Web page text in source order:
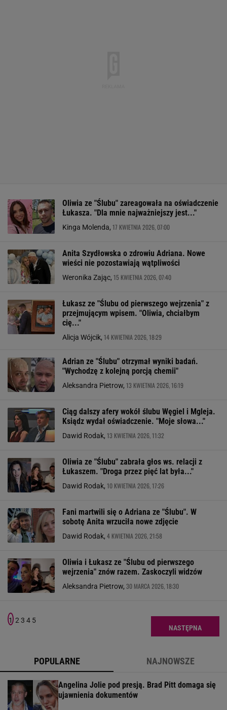
Oliwia ze "Ślubu" zareagowała na oświadczenie
Łukasza. "Dla mnie najważniejszy jest..."
Kinga Molenda, 17 KWIETNIA 2026, 07:00
Anita Szydłowska o zdrowiu Adriana. Nowe
wieści nie pozostawiają wątpliwości
Weronika Zając, 15 KWIETNIA 2026, 07:40
Łukasz ze "Ślubu od pierwszego wejrzenia" z
przejmującym wpisem. "Oliwia, chciałbym
cię..."
Alicja Wójcik, 14 KWIETNIA 2026, 18:29
Adrian ze "Ślubu" otrzymał wyniki badań.
"Wychodzę z kolejną porcją chemii"
Aleksandra Pietrow, 13 KWIETNIA 2026, 16:19
Ciąg dalszy afery wokół ślubu Węgiel i Mgleja.
Ksiądz wydał oświadczenie. "Moje słowa..."
Dawid Rodak, 13 KWIETNIA 2026, 11:32
Oliwia ze "Ślubu" zabrała głos ws. relacji z
Łukaszem. "Droga przez pięć lat była..."
Dawid Rodak, 10 KWIETNIA 2026, 17:26
Fani martwili się o Adriana ze "Ślubu". W
sobotę Anita wrzuciła nowe zdjęcie
Dawid Rodak, 4 KWIETNIA 2026, 21:58
Oliwia i Łukasz ze "Ślubu od pierwszego
wejrzenia" znów razem. Zaskoczyli widzów
Aleksandra Pietrow, 30 MARCA 2026, 18:30
1 2 3 4 5
NASTĘPNA
POPULARNE NAJNOWSZE
Angelina Jolie pod presją. Brad Pitt domaga się
ujawnienia dokumentów